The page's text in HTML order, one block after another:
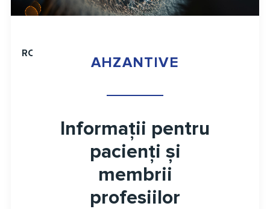
RO
AHZANTIVE
Informații pentru
pacienți și
membrii
profesiilor